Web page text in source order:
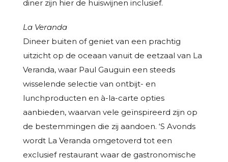
diner zijn hier de huiswijnen inclusief.
La Veranda
Dineer buiten of geniet van een prachtig
uitzicht op de oceaan vanuit de eetzaal van La
Veranda, waar Paul Gauguin een steeds
wisselende selectie van ontbijt- en
lunchproducten en à-la-carte opties
aanbieden, waarvan vele geïnspireerd zijn op
de bestemmingen die zij aandoen. ‘S Avonds
wordt La Veranda omgetoverd tot een
exclusief restaurant waar de gastronomische